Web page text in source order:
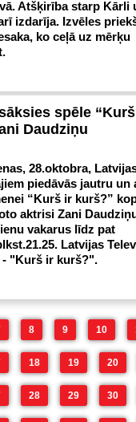
Atšķirība starp Kārli
izdarīja. Izvēles
ko ceļā uz mērķu
spēle
Daudziņu
28.oktobra,
piedāvās jautru un
“Kurš ir kurš?”
aktrisi Zani
vakarus līdz pat
Latvijas
- "Kurš ir kurš?".
8 9 10
18 19 20
28 29 30